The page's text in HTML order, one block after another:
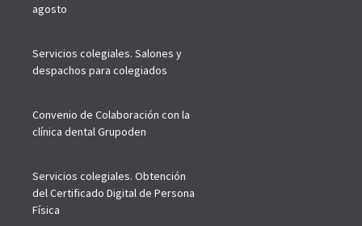
agosto
Servicios colegiales. Salones y
despachos para colegiados
Convenio de Colaboración con la
clínica dental Grupoden
Servicios colegiales. Obtención
del Certificado Digital de Persona
Física